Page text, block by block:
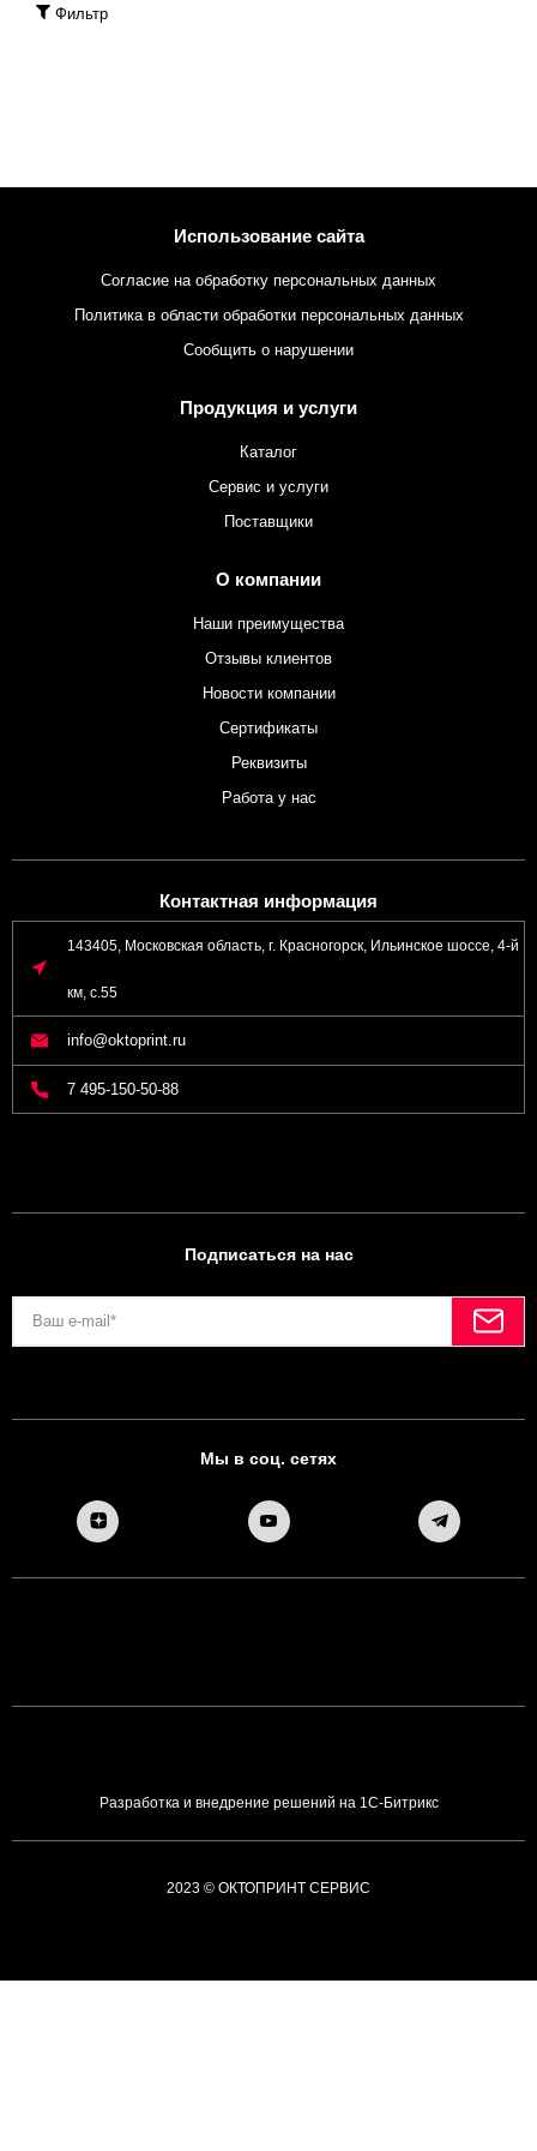
Фильтр
Использование сайта
Согласие на обработку персональных данных
Политика в области обработки персональных данных
Сообщить о нарушении
Продукция и услуги
Каталог
Сервис и услуги
Поставщики
О компании
Наши преимущества
Отзывы клиентов
Новости компании
Сертификаты
Реквизиты
Работа у нас
Контактная информация
143405, Московская область, г. Красногорск, Ильинское шоссе, 4-й
км, с.55
info@oktoprint.ru
7 495-150-50-88
Подписаться на нас
Мы в соц. сетях
Разработка и внедрение решений на 1С-Битрикс
2023 © ОКТОПРИНТ СЕРВИС